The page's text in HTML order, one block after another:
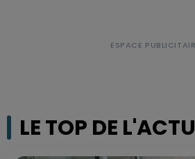
LE TOP DE L'ACTU